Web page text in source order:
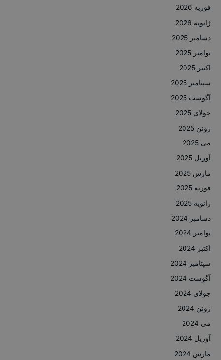
فوریه 2026
ژانویه 2026
دسامبر 2025
نوامبر 2025
اکتبر 2025
سپتامبر 2025
آگوست 2025
جولای 2025
ژوئن 2025
می 2025
آوریل 2025
مارس 2025
فوریه 2025
ژانویه 2025
دسامبر 2024
نوامبر 2024
اکتبر 2024
سپتامبر 2024
آگوست 2024
جولای 2024
ژوئن 2024
می 2024
آوریل 2024
مارس 2024